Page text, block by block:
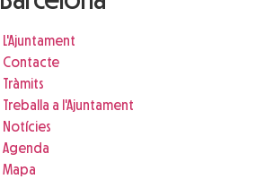
L'Ajuntament
Contacte
Tràmits
Treballa a l'Ajuntament
Notícies
Agenda
Mapa